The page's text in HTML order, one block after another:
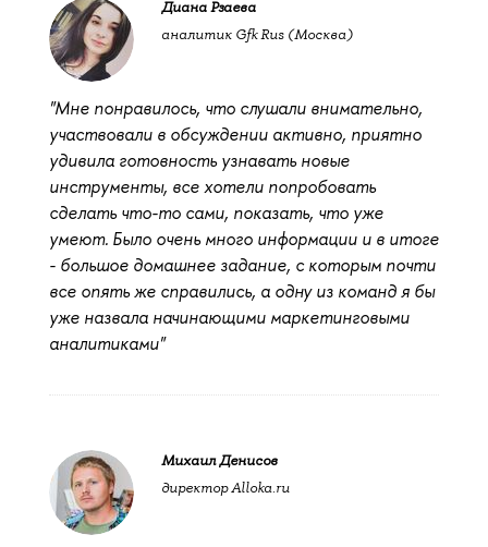
Диана Рзаева
аналитик Gfk Rus (Москва)
"Мне понравилось, что слушали внимательно,
участвовали в обсуждении активно, приятно
удивила готовность узнавать новые
инструменты, все хотели попробовать
сделать что-то сами, показать, что уже
умеют. Было очень много информации и в итоге
- большое домашнее задание, с которым почти
все опять же справились, а одну из команд я бы
уже назвала начинающими маркетинговыми
аналитиками"
Михаил Денисов
директор Alloka.ru